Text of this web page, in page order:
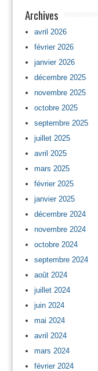
Archives
avril 2026
février 2026
janvier 2026
décembre 2025
novembre 2025
octobre 2025
septembre 2025
juillet 2025
avril 2025
mars 2025
février 2025
janvier 2025
décembre 2024
novembre 2024
octobre 2024
septembre 2024
août 2024
juillet 2024
juin 2024
mai 2024
avril 2024
mars 2024
février 2024